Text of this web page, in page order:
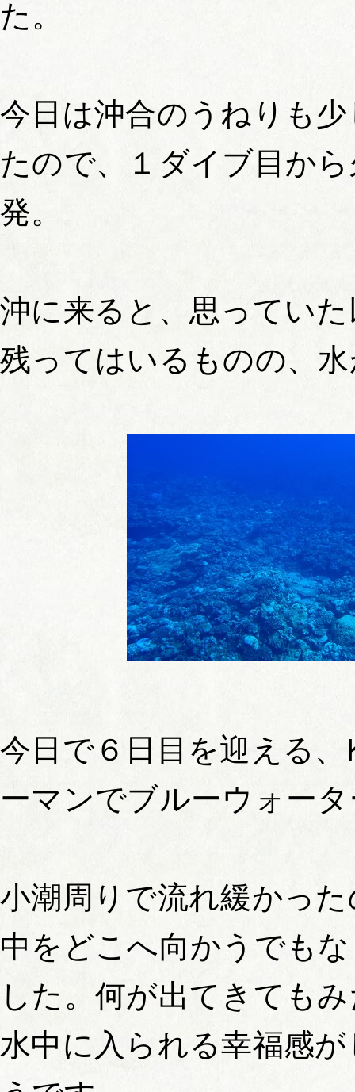
た。
今日は沖合のうねりも
たので、１ダイブ目か
発。
沖に来ると、思ってい
残ってはいるものの、
今日で６日目を迎える
ーマンでブルーウォー
小潮周りで流れ緩かっ
中をどこへ向かうでも
した。何が出てきても
水中に入られる幸福感